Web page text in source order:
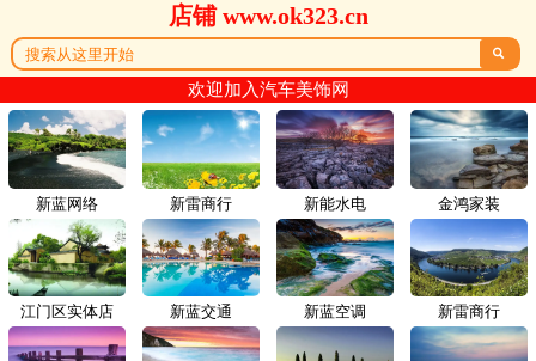
店铺 www.ok323.cn

欢迎加入汽车美饰网
新蓝网络 新雷商行
江门区实体店 新蓝交通
新能水电 金鸿家装
新蓝空调 新雷商行